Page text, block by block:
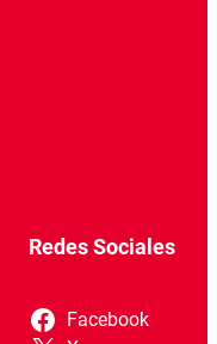
Redes Sociales
Facebook